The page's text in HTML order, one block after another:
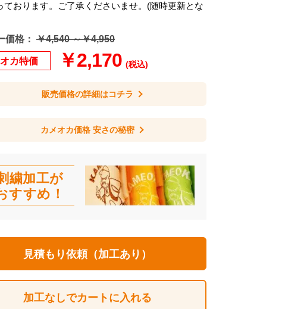
イスウェットジップジャケット商品画像です。 イメージ画像
ております。ご了承くださいませ。(随時更新とな
価格： ￥4,540 ～￥4,950
カ特価 ￥2,170 (税込)
販売価格の詳細はコチラ
カメオカ価格 安さの秘密
繍加工が
すすめ！
見積もり依頼（加工あり）
加工なしでカートに入れる